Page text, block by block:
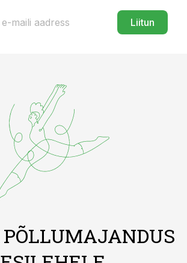
Liitun